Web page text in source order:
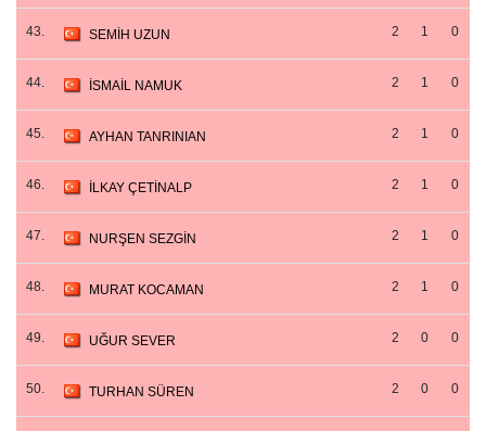
43. SEMİH UZUN 2 1 0
44. İSMAİL NAMUK 2 1 0
45. AYHAN TANRINIAN 2 1 0
46. İLKAY ÇETİNALP 2 1 0
47. NURŞEN SEZGİN 2 1 0
48. MURAT KOCAMAN 2 1 0
49. UĞUR SEVER 2 0 0
50. TURHAN SÜREN 2 0 0